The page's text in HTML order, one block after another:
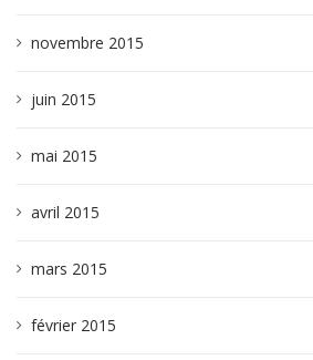
novembre 2015
juin 2015
mai 2015
avril 2015
mars 2015
février 2015